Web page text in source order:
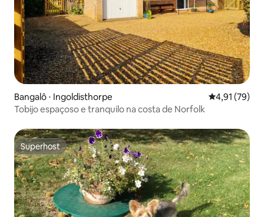
Bangalô ⋅ Ingoldisthorpe 4,91 de uma
4,91 (79)
Tobijo espaçoso e tranquilo na costa de Norfolk
Superhost
Superhost